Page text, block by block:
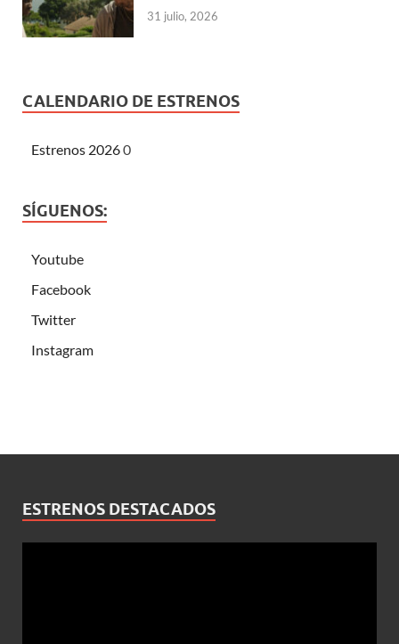
31 julio, 2026
CALENDARIO DE ESTRENOS
Estrenos 20260
SÍGUENOS:
Youtube
Facebook
Twitter
Instagram
ESTRENOS DESTACADOS